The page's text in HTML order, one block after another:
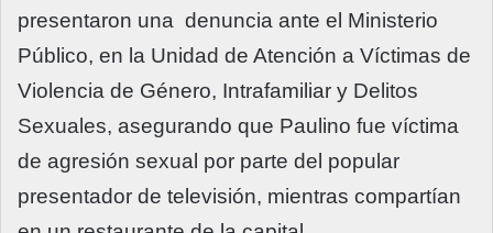
presentaron una denuncia ante el Ministerio
Público, en la Unidad de Atención a Víctimas de
Violencia de Género, Intrafamiliar y Delitos
Sexuales, asegurando que Paulino fue víctima
de agresión sexual por parte del popular
presentador de televisión, mientras compartían